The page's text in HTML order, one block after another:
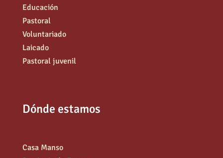
Educación
Pastoral
Voluntariado
Laicado
Pastoral juvenil
Dónde estamos
Casa Manso